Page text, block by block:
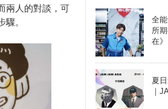
兩人的對談，可
。
全
所
在
夏
｜